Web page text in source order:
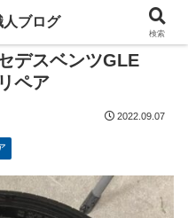
デスベンツGLE
ペア
2022.09.07
人ブログ
検索